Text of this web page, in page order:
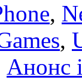
,
,
Анонс